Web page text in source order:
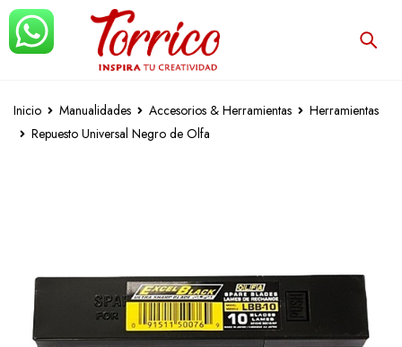
Inicio Manualidades Accesorios & Herramientas
Herramientas
Repuesto Universal Negro de Olfa